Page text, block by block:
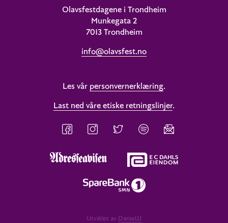
Olavsfestdagene i Trondheim
Munkegata 2
7013 Trondheim
info@olavsfest.no
Les vår personvernerklæring.
Last ned våre etiske retningslinjer.
Utviklet av DanielJJ